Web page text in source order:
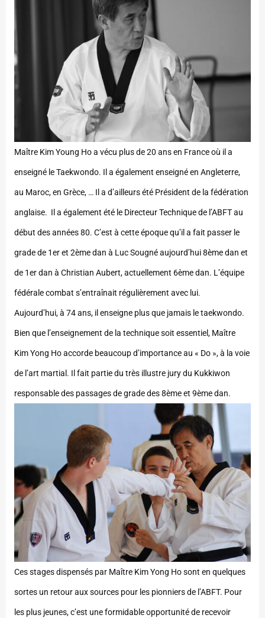
Maître Kim Young Ho a vécu plus de 20 ans en France où il a
enseigné le Taekwondo. Il a également enseigné en Angleterre,
au Maroc, en Grèce, … Il a d’ailleurs été Président de la fédération
anglaise. Il a également été le Directeur Technique de l’ABFT au
début des années 80. C’est à cette époque qu’il a fait passer le
grade de 1er et 2ème dan à Luc Sougné aujourd’hui 8ème dan et
de 1er dan à Christian Aubert, actuellement 6ème dan. L’équipe
fédérale combat s’entraînait régulièrement avec lui.
Aujourd’hui, à 74 ans, il enseigne plus que jamais le taekwondo.
Bien que l’enseignement de la technique soit essentiel, Maître
Kim Yong Ho accorde beaucoup d’importance au « Do », à la voie
de l’art martial. Il fait partie du très illustre jury du Kukkiwon
responsable des passages de grade des 8ème et 9ème dan.
Ces stages dispensés par Maître Kim Yong Ho sont en quelques
sortes un retour aux sources pour les pionniers de l’ABFT. Pour
les plus jeunes, c’est une formidable opportunité de recevoir